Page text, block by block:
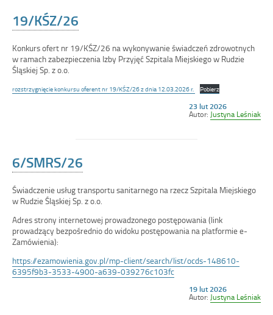
19/KŚZ/26
Konkurs ofert nr 19/KŚZ/26 na wykonywanie świadczeń zdrowotnych
w ramach zabezpieczenia Izby Przyjęć Szpitala Miejskiego w Rudzie
Śląskiej Sp. z o.o.
rozstrzygnięcie konkursu oferent nr 19/KŚZ/26 z dnia 12.03.2026 r. Pobierz
Opublikowano
w
23 lut 2026
Autor: Justyna Leśniak
6/SMRS/26
Świadczenie usług transportu sanitarnego na rzecz Szpitala Miejskiego
w Rudzie Śląskiej Sp. z o.o.
Adres strony internetowej prowadzonego postępowania (link
prowadzący bezpośrednio do widoku postępowania na platformie e-
Zamówienia):
https://ezamowienia.gov.pl/mp-client/search/list/ocds-148610-
6395f9b3-3533-4900-a639-039276c103fc
Opublikowano
w
19 lut 2026
Autor: Justyna Leśniak